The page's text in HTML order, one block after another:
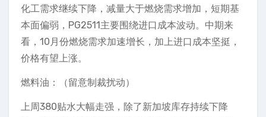
化工需求继续下降，减量大于燃烧需求增加，短期基
本面偏弱，PG2511主要围绕进口成本波动。中期来
看，10月份燃烧需求加速增长，加上进口成本坚挺，
价格有望上涨。
燃料油：（留意制裁扰动）
上周380贴水大幅走强，除了新加坡库存持续下降